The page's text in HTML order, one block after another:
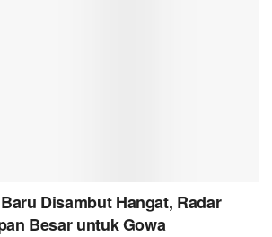
Disambut Hangat, Radar
Besar untuk Gowa